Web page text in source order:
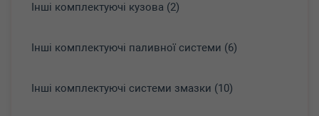
Інші комплектуючі кузова (2)
Інші комплектуючі паливної системи (6)
Інші комплектуючі системи змазки (10)